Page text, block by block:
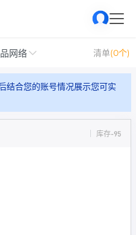
网络 清单(0个)
结合您的账号情况展示您可实
库存-95